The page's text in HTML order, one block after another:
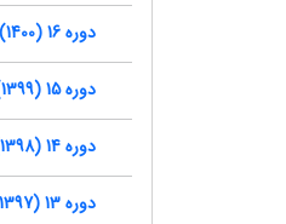
دوره 16 (1400)
دوره 15 (1399)
دوره 14 (1398)
دوره 13 (1397)